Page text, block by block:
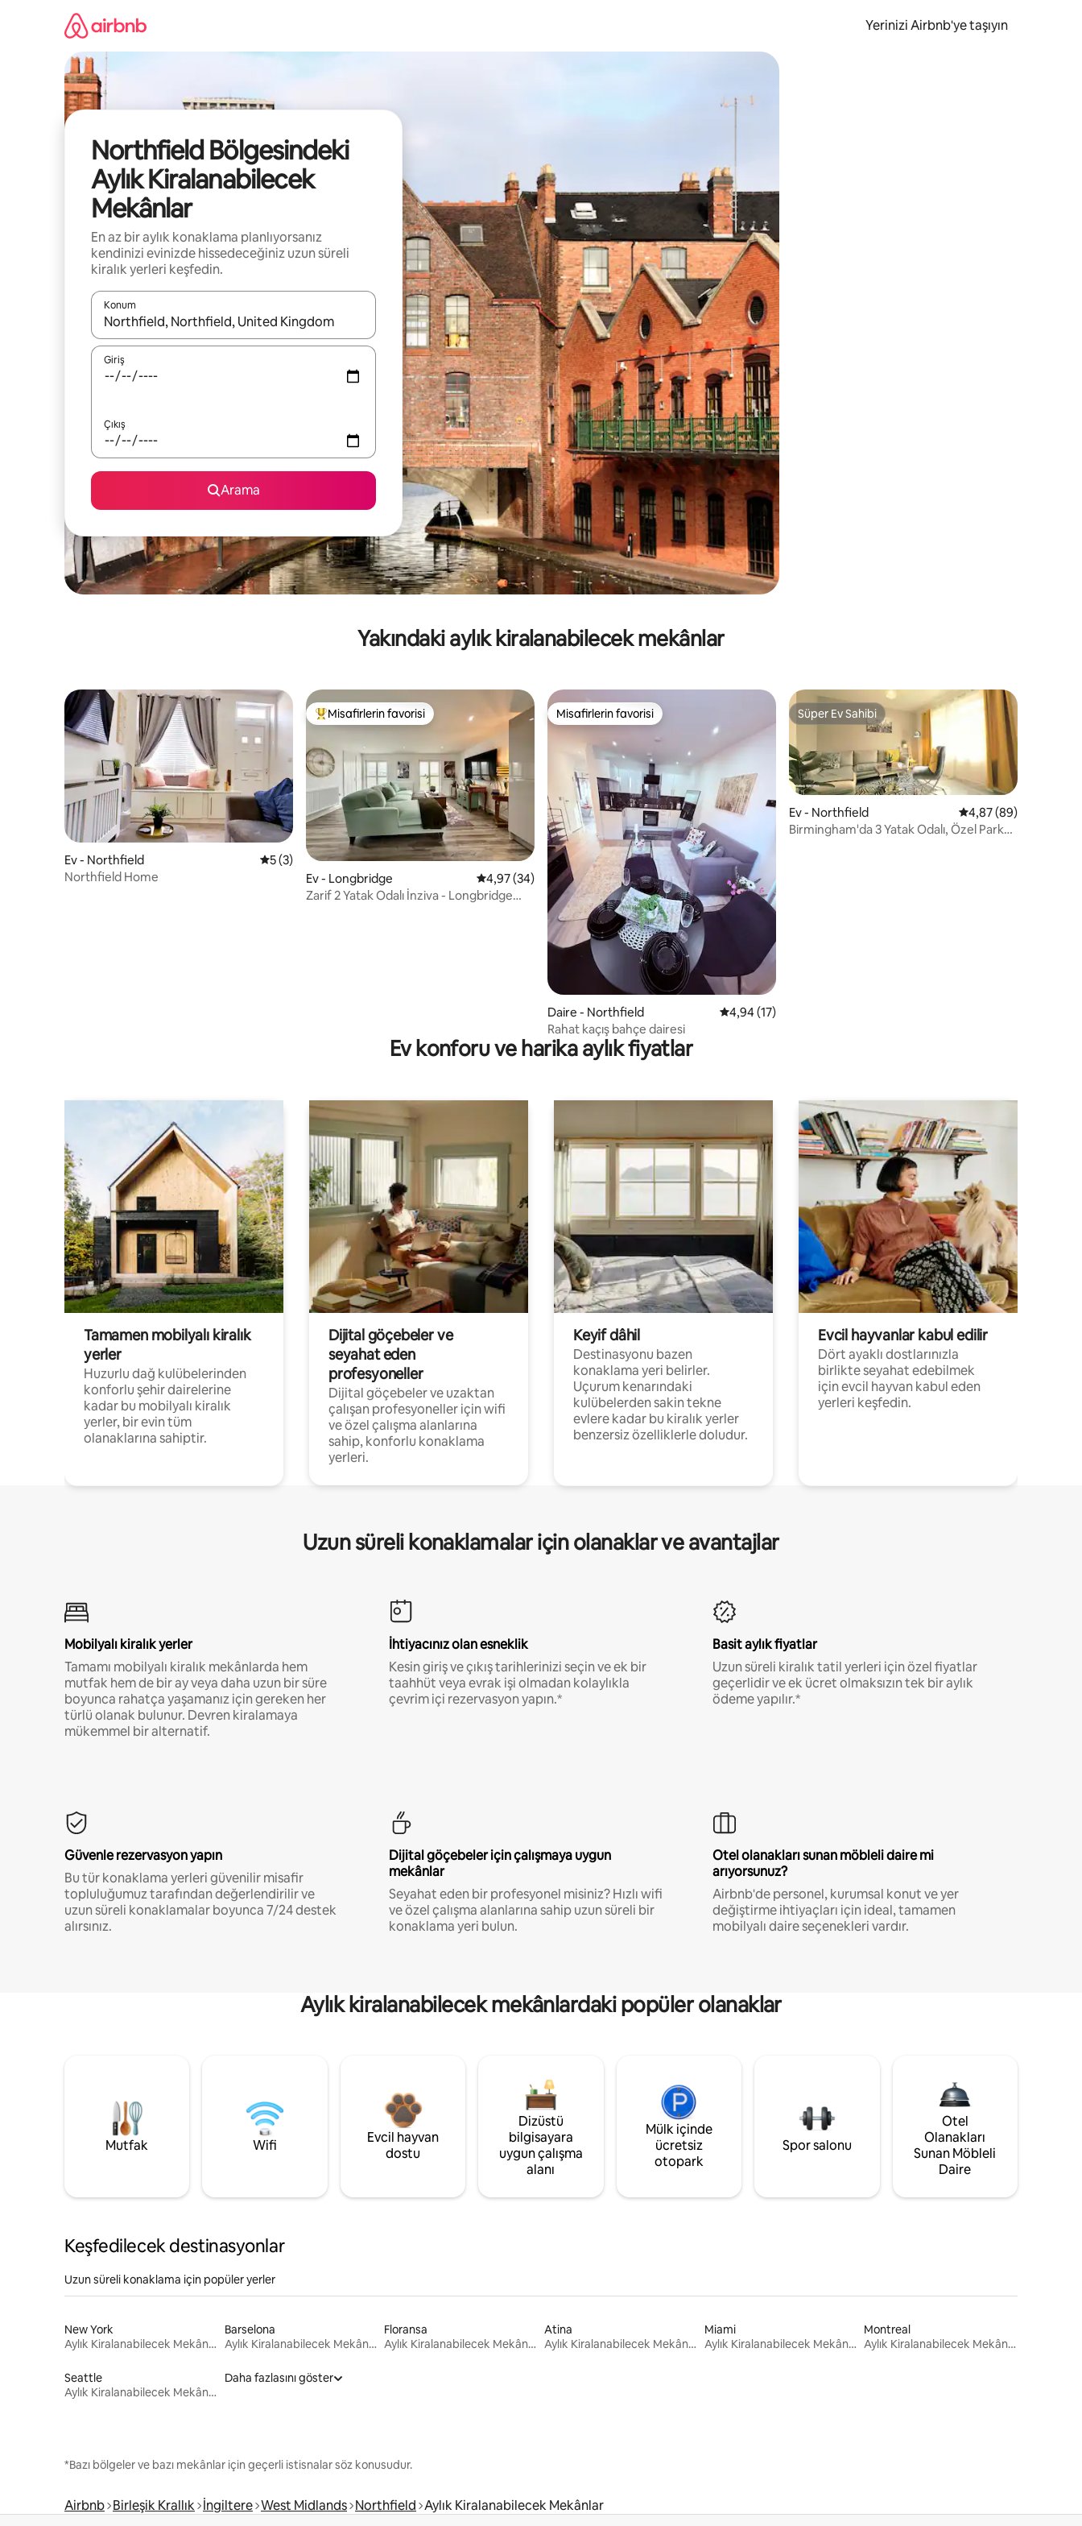
Yerinizi Airbnb'ye taşıyın
Northfield Bölgesindeki
Aylık Kiralanabilecek
Mekânlar
En az bir aylık konaklama planlıyorsanız
kendinizi evinizde hissedeceğiniz uzun süreli
kiralık yerleri keşfedin.
Konum
Sonuçlar kullanılabilir olduğunda yukarı ve aşağı oklarıyla gezinin veya dokunarak ya da kaydırma hareketleriyle keşfedin.
Giriş
Çıkış
Arama
Yakındaki aylık kiralanabilecek mekânlar
Ev - Northfield 5 üzerinden ortalama 5 puan, 3 değerlendirme
5 (3)
Northfield Home
Misafirlerin favorilerinden en beğenilenler arasında
Misafirlerin favorisi
Ev - Longbridge 5 üzerinden ortalama 4,97 puan, 34 değerlendirme
4,97 (34)
Zarif 2 Yatak Odalı İnziva - Longbridge
Misafirlerin favorisi
Misafirlerin favorisi
Daire - Northfield 5 üzerinden ortalama 4,94 puan, 17 değerlendirme
4,94 (17)
Rahat kaçış bahçe dairesi
Süper Ev Sahibi
Süper Ev Sahibi
Ev - Northfield 5 üzerinden ortalama
4,87 (89)
Birmingham'da 3 Yatak Odalı, Özel Park
Ev konforu ve harika aylık fiyatlar
Tamamen mobilyalı kiralık
yerler
Huzurlu dağ kulübelerinden
konforlu şehir dairelerine
kadar bu mobilyalı kiralık
yerler, bir evin tüm
olanaklarına sahiptir.
Dijital göçebeler ve
seyahat eden
profesyoneller
Dijital göçebeler ve uzaktan
çalışan profesyoneller için wifi
ve özel çalışma alanlarına
sahip, konforlu konaklama
yerleri.
Keyif dâhil
Destinasyonu bazen
konaklama yeri belirler.
Uçurum kenarındaki
kulübelerden sakin tekne
evlere kadar bu kiralık yerler
benzersiz özelliklerle doludur.
Evcil hayvanlar kabul edilir
Dört ayaklı dostlarınızla
birlikte seyahat edebilmek
için evcil hayvan kabul eden
yerleri keşfedin.
Uzun süreli konaklamalar için olanaklar ve avantajlar
Mobilyalı kiralık yerler
Tamamı mobilyalı kiralık mekânlarda hem
mutfak hem de bir ay veya daha uzun bir süre
boyunca rahatça yaşamanız için gereken her
türlü olanak bulunur. Devren kiralamaya
mükemmel bir alternatif.
İhtiyacınız olan esneklik
Kesin giriş ve çıkış tarihlerinizi seçin ve ek bir
taahhüt veya evrak işi olmadan kolaylıkla
çevrim içi rezervasyon yapın.*
Basit aylık fiyatlar
Uzun süreli kiralık tatil yerleri için özel fiyatlar
geçerlidir ve ek ücret olmaksızın tek bir aylık
ödeme yapılır.*
Güvenle rezervasyon yapın
Bu tür konaklama yerleri güvenilir misafir
topluluğumuz tarafından değerlendirilir ve
uzun süreli konaklamalar boyunca 7/24 destek
alırsınız.
Dijital göçebeler için çalışmaya uygun
mekânlar
Seyahat eden bir profesyonel misiniz? Hızlı wifi
ve özel çalışma alanlarına sahip uzun süreli bir
konaklama yeri bulun.
Otel olanakları sunan möbleli daire mi
arıyorsunuz?
Airbnb'de personel, kurumsal konut ve yer
değiştirme ihtiyaçları için ideal, tamamen
mobilyalı daire seçenekleri vardır.
Aylık kiralanabilecek mekânlardaki popüler olanaklar
Mutfak Wifi
Evcil hayvan
dostu
Dizüstü
bilgisayara
uygun çalışma
alanı
Mülk içinde
ücretsiz
otopark
Spor salonu
Otel
Olanakları
Sunan Möbleli
Daire
Keşfedilecek destinasyonlar
Uzun süreli konaklama için popüler yerler
New York
Aylık Kiralanabilecek Mekânlar
Barselona
Aylık Kiralanabilecek Mekânlar
Floransa
Aylık Kiralanabilecek Mekânlar
Atina
Aylık Kiralanabilecek Mekânlar
Miami
Aylık Kiralanabilecek Mekânlar
Montreal
Aylık Kiralanabilecek Mekânlar
Seattle
Aylık Kiralanabilecek Mekânlar
Daha fazlasını göster
*Bazı bölgeler ve bazı mekânlar için geçerli istisnalar söz konusudur.
Airbnb Birleşik Krallık İngiltere West Midlands Northfield Aylık Kiralanabilecek Mekânlar